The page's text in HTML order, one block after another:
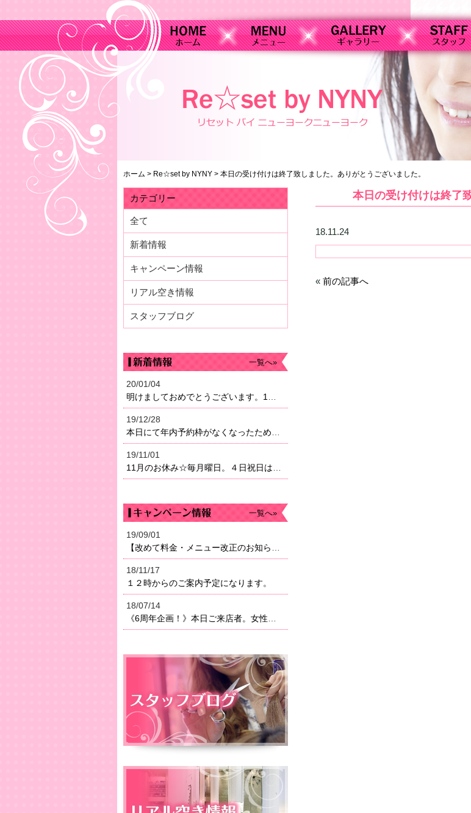
ホーム > Re☆set by NYNY > 本日の受け付けは終了致しました。ありがとうございました。
本日の受け付けは終了
18.11.24
« 前の記事へ
カテゴリー
全て
新着情報
キャンペーン情報
リアル空き情報
スタッフブログ
一覧へ»
20/01/04
19/12/28
19/11/01
一覧へ»
19/09/01
18/11/17
１２時からのご案内予定になります。
18/07/14